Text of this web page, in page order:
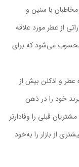
با سنین و
از عطر مورد علاقه
می‌شود که برای
عطر و ادکلن بیش از
خود را در ذهن
قبلی را وفادارتر
از بازار را به‌خود